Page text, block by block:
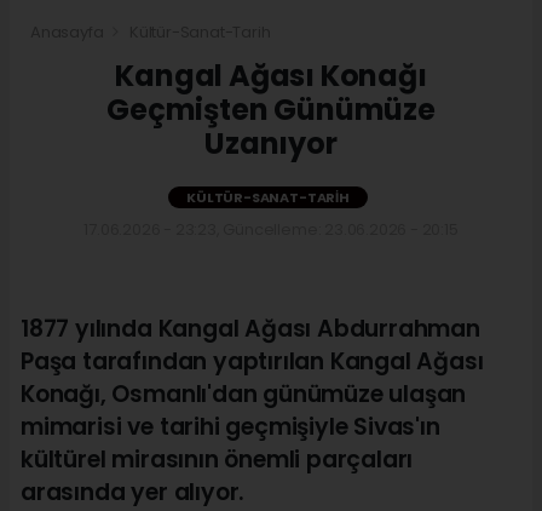
Kangal Ağası Konağı
Geçmişten Günümüze
Uzanıyor
KÜLTÜR-SANAT-TARIH
1877 yılında Kangal Ağası Abdurrahman
Paşa tarafından yaptırılan Kangal Ağası
Konağı, Osmanlı'dan günümüze ulaşan
mimarisi ve tarihi geçmişiyle Sivas'ın
kültürel mirasının önemli parçaları
arasında yer alıyor.